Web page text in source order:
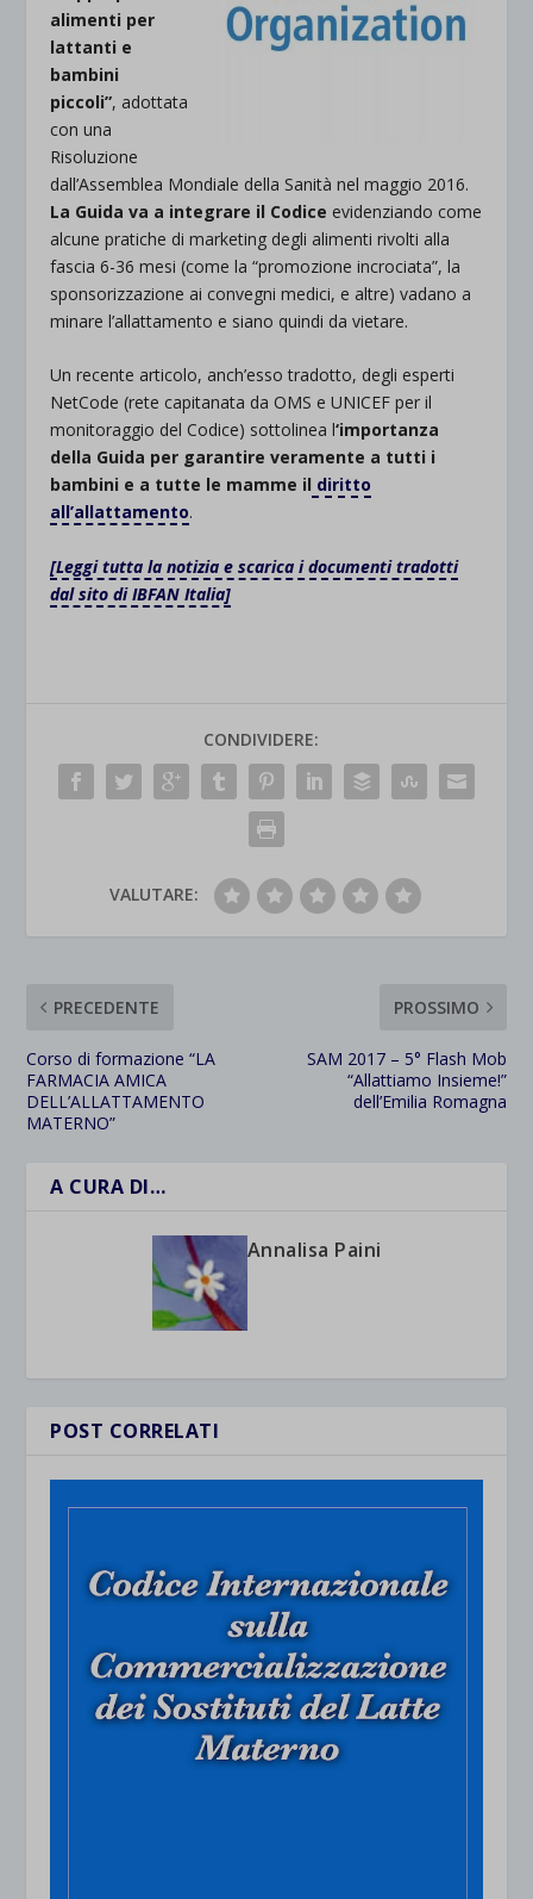
alimenti per
lattanti e
bambini
piccoli”, adottata
con una
Risoluzione
dall’Assemblea Mondiale della Sanità nel maggio 2016.
La Guida va a integrare il Codice evidenziando come
alcune pratiche di marketing degli alimenti rivolti alla
fascia 6-36 mesi (come la “promozione incrociata”, la
sponsorizzazione ai convegni medici, e altre) vadano a
minare l’allattamento e siano quindi da vietare.
Un recente articolo, anch’esso tradotto, degli esperti
NetCode (rete capitanata da OMS e UNICEF per il
monitoraggio del Codice) sottolinea l‘importanza
della Guida per garantire veramente a tutti i
bambini e a tutte le mamme il diritto
all’allattamento.
[Leggi tutta la notizia e scarica i documenti tradotti
dal sito di IBFAN Italia]
CONDIVIDERE:
VALUTARE:
PRECEDENTE
Corso di formazione “LA
FARMACIA AMICA
DELL’ALLATTAMENTO
MATERNO”
PROSSIMO
SAM 2017 – 5° Flash Mob
“Allattiamo Insieme!”
dell’Emilia Romagna
A CURA DI…
Annalisa Paini
POST CORRELATI